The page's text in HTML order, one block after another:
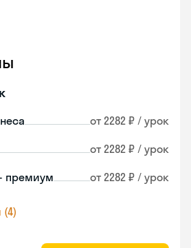
от 2282 ₽ / урок
от 2282 ₽ / урок
премиум от 2282 ₽ / урок
(4)